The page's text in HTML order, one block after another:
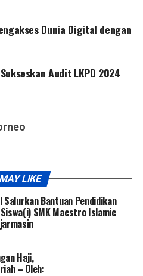
Dunia Digital dengan
Audit LKPD 2024
LIKE
Salurkan Bantuan Pendidikan
SMK Maestro Islamic
Haji,
– Oleh: